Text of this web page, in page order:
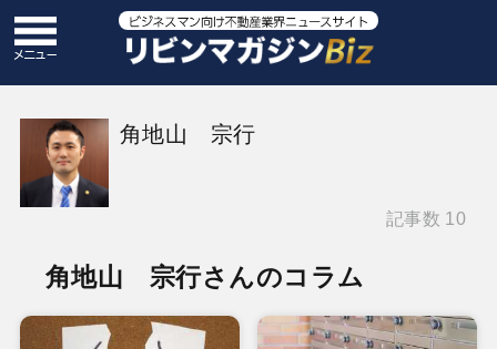
角地山 宗行
記事数 10
角地山 宗行さんのコラム